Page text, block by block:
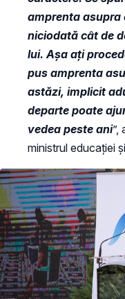
amprenta asupra
niciodată cât de
lui. Așa ați
pus amprenta
astăzi, implicit
departe poate
vedea peste ani”,
ministrul educației